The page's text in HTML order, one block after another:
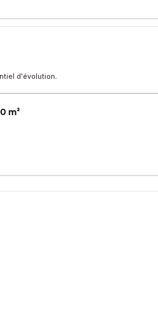
d'évolution.
m²
m². Le bien comprend un séjour, une
nicolas.manichon@safti.fr - EI - Agent